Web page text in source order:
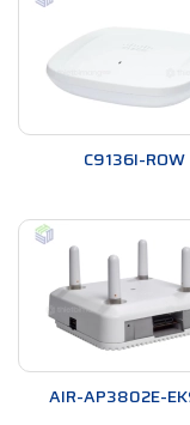
C9136I-ROW
AIR-AP3802E-